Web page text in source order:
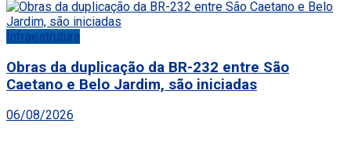
Infraestrutura
Obras da duplicação da BR-232 entre São
Caetano e Belo Jardim, são iniciadas
06/08/2026